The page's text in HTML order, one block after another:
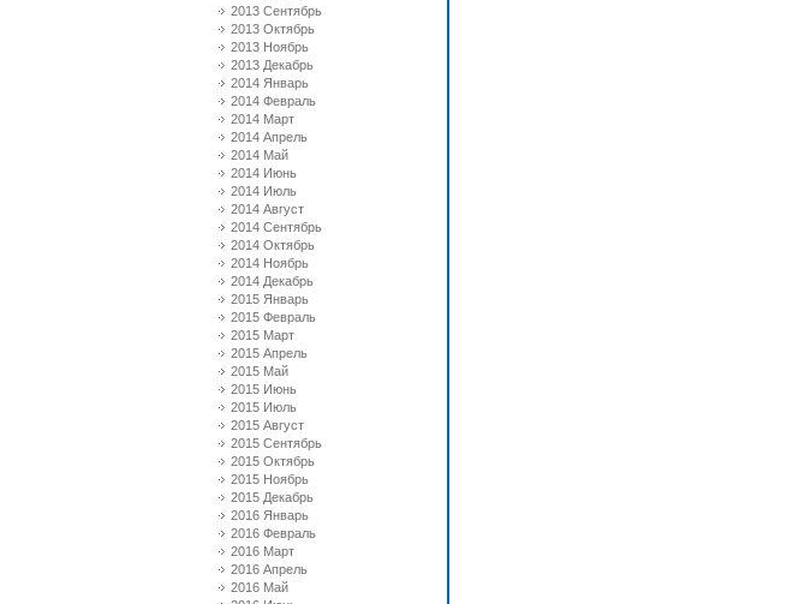
2013 Сентябрь
2013 Октябрь
2013 Ноябрь
2013 Декабрь
2014 Январь
2014 Февраль
2014 Март
2014 Апрель
2014 Май
2014 Июнь
2014 Июль
2014 Август
2014 Сентябрь
2014 Октябрь
2014 Ноябрь
2014 Декабрь
2015 Январь
2015 Февраль
2015 Март
2015 Апрель
2015 Май
2015 Июнь
2015 Июль
2015 Август
2015 Сентябрь
2015 Октябрь
2015 Ноябрь
2015 Декабрь
2016 Январь
2016 Февраль
2016 Март
2016 Апрель
2016 Май